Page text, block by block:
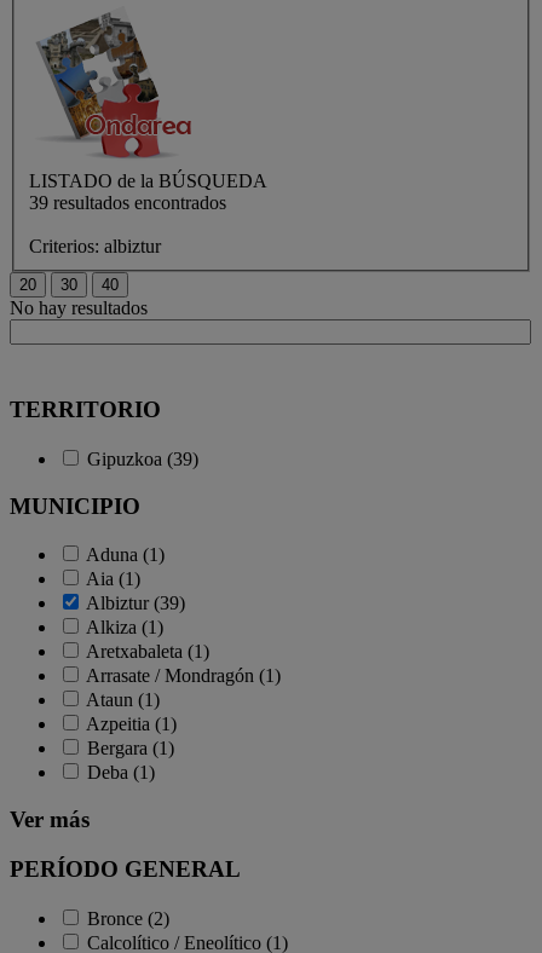
LISTADO de la BÚSQUEDA
39 resultados encontrados
Criterios: albiztur
No hay resultados
TERRITORIO
Gipuzkoa (39)
MUNICIPIO
Aduna (1)
Aia (1)
Albiztur (39)
Alkiza (1)
Aretxabaleta (1)
Arrasate / Mondragón (1)
Ataun (1)
Azpeitia (1)
Bergara (1)
Deba (1)
Ver más
PERÍODO GENERAL
Bronce (2)
Calcolítico / Eneolítico (1)